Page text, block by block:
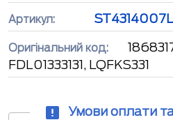
Артикул:
Оригінальний код:
FDL01333131, LQFKS331
Умови оплати